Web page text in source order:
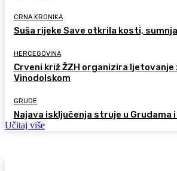
CRNA KRONIKA
Suša rijeke Save otkrila kosti,
HERCEGOVINA
Crveni križ ŽZH organizira ljetovanje
Vinodolskom
GRUDE
Najava isključenja struje u Grudama
Učitaj više